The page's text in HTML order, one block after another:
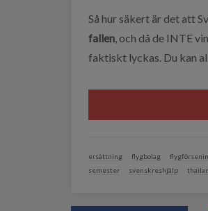
Så hur säkert är det att
fallen, och då de INTE
faktiskt lyckas. Du kan
ersättning flygbolag
semester
svenskreshjälp